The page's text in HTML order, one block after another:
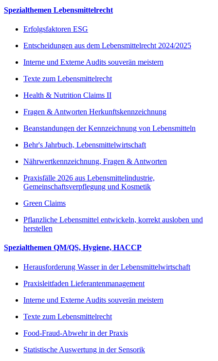
Spezialthemen Lebensmittelrecht
Erfolgsfaktoren ESG
Entscheidungen aus dem Lebensmittelrecht 2024/2025
Interne und Externe Audits souverän meistern
Texte zum Lebensmittelrecht
Health & Nutrition Claims II
Fragen & Antworten Herkunftskennzeichnung
Beanstandungen der Kennzeichnung von Lebensmitteln
Behr's Jahrbuch, Lebensmittelwirtschaft
Nährwertkennzeichnung, Fragen & Antworten
Praxisfälle 2026 aus Lebensmittelindustrie,
Gemeinschaftsverpflegung und Kosmetik
Green Claims
Pflanzliche Lebensmittel entwickeln, korrekt ausloben und
herstellen
Spezialthemen QM/QS, Hygiene, HACCP
Herausforderung Wasser in der Lebensmittelwirtschaft
Praxisleitfaden Lieferantenmanagement
Interne und Externe Audits souverän meistern
Texte zum Lebensmittelrecht
Food-Fraud-Abwehr in der Praxis
Statistische Auswertung in der Sensorik